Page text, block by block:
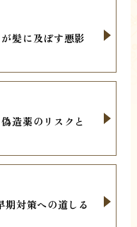
髪に及ぼす悪影
造薬のリスクと
対策への道しる